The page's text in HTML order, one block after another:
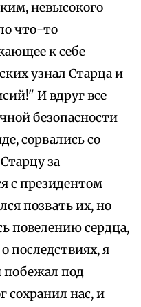
невысокого
что-то
к себе
узнал Старца и
И вдруг все
безопасности
сорвались со
за
с президентом
позвать их, но
повелению сердца,
последствиях, я
побежал под
сохранил нас, и